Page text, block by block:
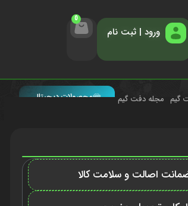
ورود | ثبت نام
0
محصولات دیجیتال گیم مجله دفت گیم
اصالت و سلامت کالا